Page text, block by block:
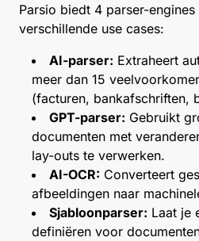
Parsio biedt 4 parser-
verschillende use cases:
AI-parser: Extraheert
meer dan 15
(facturen, bankafschriften,
GPT-parser: Gebruikt
documenten met
lay-outs te verwerken.
AI-OCR: Converteert
afbeeldingen naar
Sjabloonparser: Laat je
definiëren voor